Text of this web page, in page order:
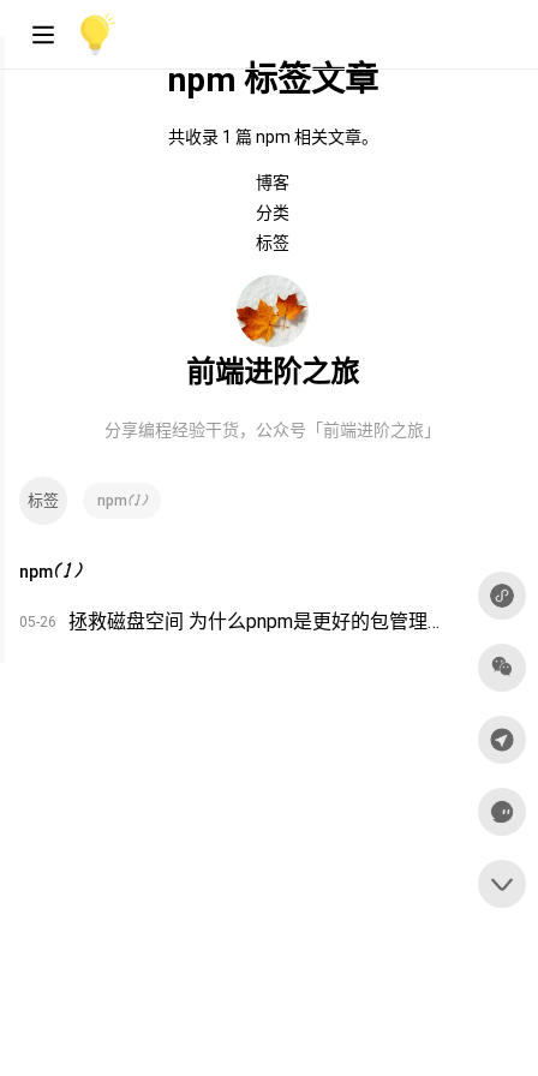
npm 标签文章
共收录 1 篇 npm 相关文章。
博客
分类
标签
前端进阶之旅
分享编程经验干货，公众号「前端进阶之旅」
标签 npm(1)
npm(1)
05-26 拯救磁盘空间 为什么pnpm是更好的包管理工具